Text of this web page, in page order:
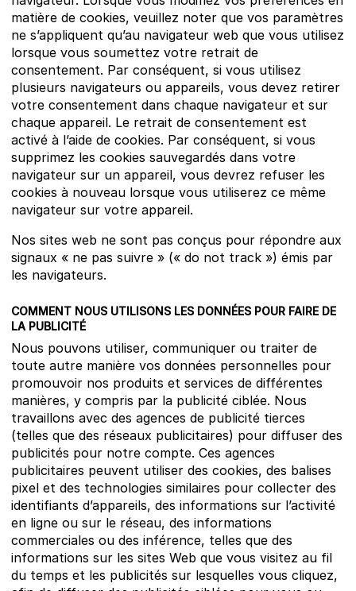
matière de cookies, veuillez noter que vos paramètres
ne s’appliquent qu’au navigateur web que vous utilisez
lorsque vous soumettez votre retrait de
consentement. Par conséquent, si vous utilisez
plusieurs navigateurs ou appareils, vous devez retirer
votre consentement dans chaque navigateur et sur
chaque appareil. Le retrait de consentement est
activé à l’aide de cookies. Par conséquent, si vous
supprimez les cookies sauvegardés dans votre
navigateur sur un appareil, vous devrez refuser les
cookies à nouveau lorsque vous utiliserez ce même
navigateur sur votre appareil.
Nos sites web ne sont pas conçus pour répondre aux
signaux « ne pas suivre » (« do not track ») émis par
les navigateurs.
COMMENT NOUS UTILISONS LES DONNÉES POUR FAIRE DE
LA PUBLICITÉ
Nous pouvons utiliser, communiquer ou traiter de
toute autre manière vos données personnelles pour
promouvoir nos produits et services de différentes
manières, y compris par la publicité ciblée. Nous
travaillons avec des agences de publicité tierces
(telles que des réseaux publicitaires) pour diffuser des
publicités pour notre compte. Ces agences
publicitaires peuvent utiliser des cookies, des balises
pixel et des technologies similaires pour collecter des
identifiants d’appareils, des informations sur l’activité
en ligne ou sur le réseau, des informations
commerciales ou des inférence, telles que des
informations sur les sites Web que vous visitez au fil
du temps et les publicités sur lesquelles vous cliquez,